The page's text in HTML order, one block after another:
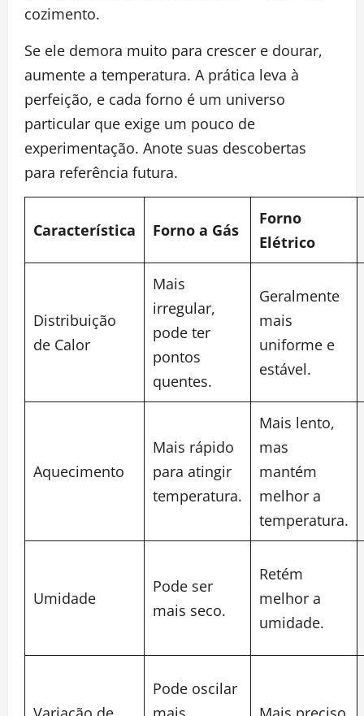
cozimento.
Se ele demora muito para crescer e dourar,
aumente a temperatura. A prática leva à
perfeição, e cada forno é um universo
particular que exige um pouco de
experimentação. Anote suas descobertas
para referência futura.
Característica Forno a Gás
Forno
Elétrico
Distribuição
de Calor
Mais
irregular,
pode ter
pontos
quentes.
Geralmente
mais
uniforme e
estável.
Aquecimento
Mais rápido
para atingir
temperatura.
Mais lento,
mas
mantém
melhor a
temperatura.
Umidade
Pode ser
mais seco.
Retém
melhor a
umidade.
Pode oscilar